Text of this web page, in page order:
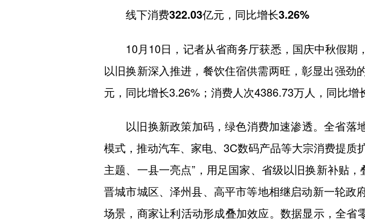
线下消费322.03亿元，同比增长3.26%
10月10日，记者从省商务厅获悉，国庆中秋假期
以旧换新深入推进，餐饮住宿供需两旺，彰显出强
元，同比增长3.26%；消费人次4386.73万人，同比增
以旧换新政策加码，绿色消费加速渗透。全省落
模式，推动汽车、家电、3C数码产品等大宗消费提质
主题、一县一亮点”，用足国家、省级以旧换新补贴
晋城市城区、泽州县、高平市等地相继启动新一轮
场景，商家让利活动形成叠加效应。数据显示，全